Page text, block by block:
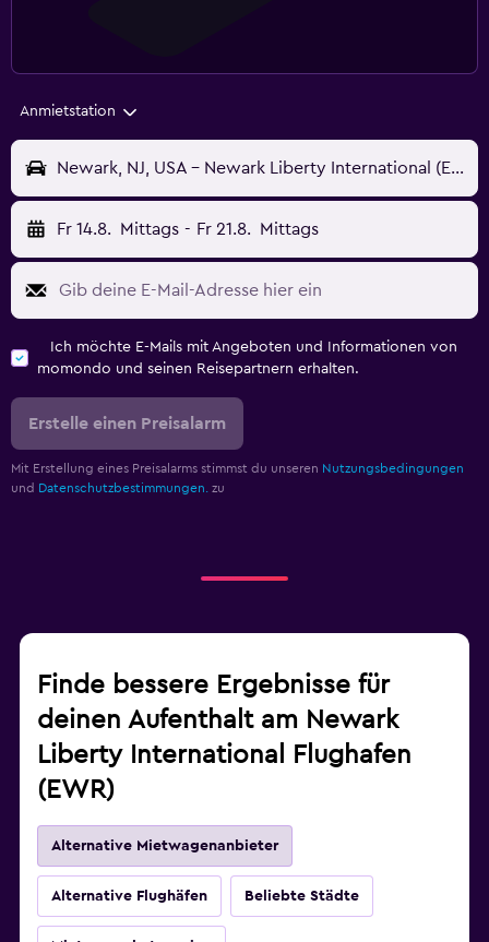
Anmietstation
Newark, NJ, USA - Newark Liberty International (EWR)
Fr 14.8. Mittags - Fr 21.8. Mittags
Ich möchte E-Mails mit Angeboten und Informationen von
momondo und seinen Reisepartnern erhalten.
Erstelle einen Preisalarm
Mit Erstellung eines Preisalarms stimmst du unseren Nutzungsbedingungen
und Datenschutzbestimmungen. zu
Finde bessere Ergebnisse für
deinen Aufenthalt am Newark
Liberty International Flughafen
(EWR)
Alternative Mietwagenanbieter
Alternative Flughäfen Beliebte Städte